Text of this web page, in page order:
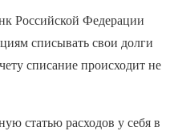
Российской Федерации
списывать свои долги
списание происходит не
статью расходов у себя в